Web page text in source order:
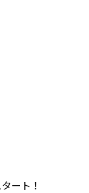
ート！